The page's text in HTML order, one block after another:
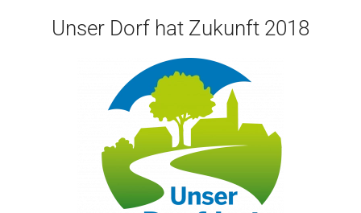
Unser Dorf hat Zukunft 2018